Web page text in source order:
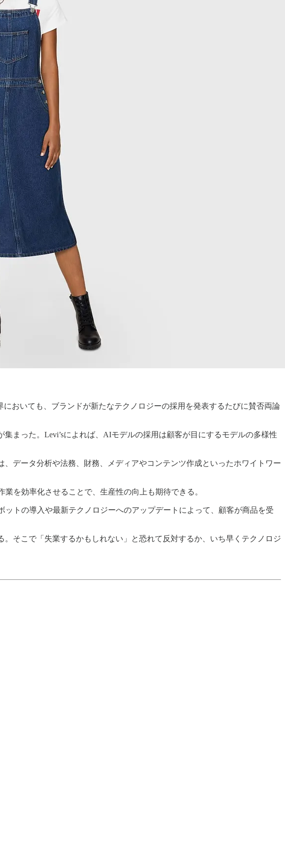
おいても、ブランドが新たなテクノロジーの採用を発表するたびに賛否両論
まった。Levi’sによれば、AIモデルの採用は顧客が目にするモデルの多様性
データ分析や法務、財務、メディアやコンテンツ作成といったホワイトワー
を効率化させることで、生産性の向上も期待できる。
ットの導入や最新テクノロジーへのアップデートによって、顧客が商品を受
そこで「失業するかもしれない」と恐れて反対するか、いち早くテクノロジ